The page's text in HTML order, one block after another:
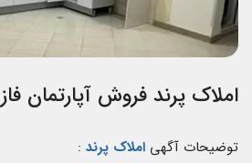
املاک پرند فروش آپارتمان فاز ۱
توضیحات آگهی املاک پرند :